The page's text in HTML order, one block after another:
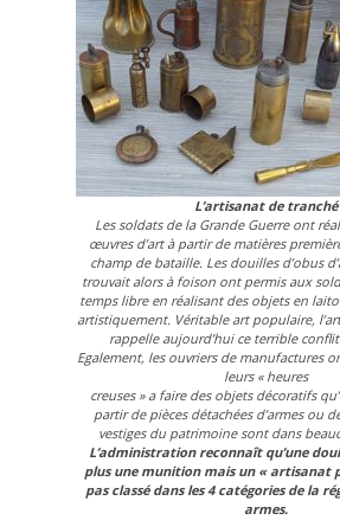
L’artisanat de tranché
Les soldats de la Grande Guerre ont
œuvres d’art à partir de matières
champ de bataille. Les douilles d’obus
trouvait alors à foison ont permis aux
temps libre en réalisant des objets en
artistiquement. Véritable art populaire,
rappelle aujourd’hui ce terrible conflit
Egalement, les ouvriers de manufactures
leurs « heures
creuses » a faire des objets décoratifs
partir de pièces détachées d’armes ou
vestiges du patrimoine sont dans
L’administration reconnaît qu’une
plus une munition mais un « artisanat
pas classé dans les 4 catégories de la
armes.